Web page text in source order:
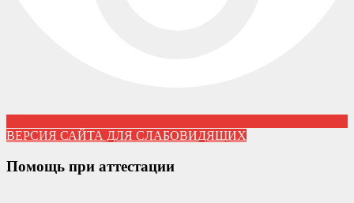
ВЕРСИЯ САЙТА ДЛЯ СЛАБОВИДЯЩИХ
Помощь при аттестации